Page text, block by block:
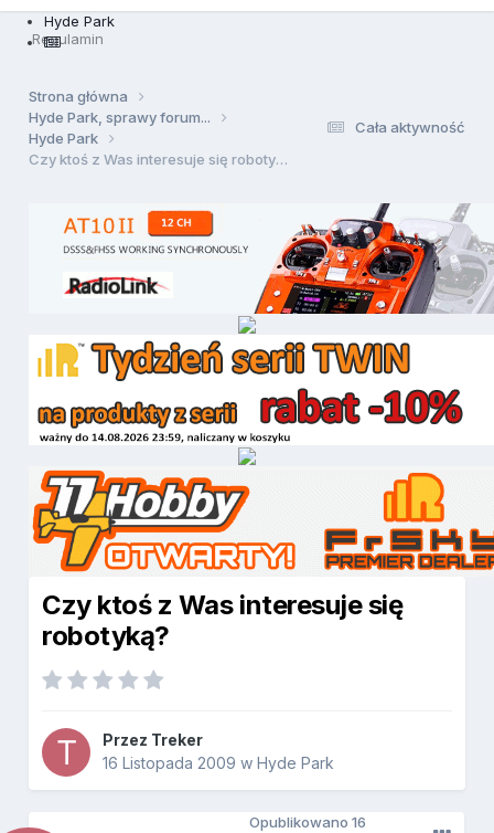
Regulamin
Hyde Park
Cała aktywność
Strona główna
Hyde Park, sprawy forum...
Hyde Park
Czy ktoś z Was interesuje się robotyką?
Czy ktoś z Was interesuje się
robotyką?
Przez Treker
16 Listopada 2009 wHyde Park
Opublikowano16